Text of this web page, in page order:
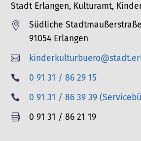
Stadt Erlangen, Kulturamt,

Südliche
91054 Erlangen


T
e
0 91 31 / 86 29 15

T
e
0 91 31 / 86 39 39

F
0 91 31 / 86 21 19